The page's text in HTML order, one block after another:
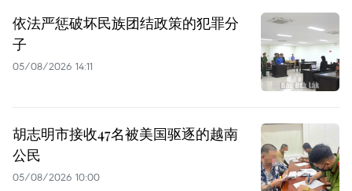
依法严惩破坏民族团结政策的犯罪分
子
05/08/2026 14:11
胡志明市接收47名被美国驱逐的越南
公民
05/08/2026 10:00